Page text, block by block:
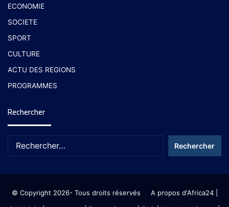
ECONOMIE
SOCIETE
SPORT
CULTURE
ACTU DES REGIONS
PROGRAMMES
Rechercher
© Copyright 2026- Tous droits réservés A propos d'Africa24|